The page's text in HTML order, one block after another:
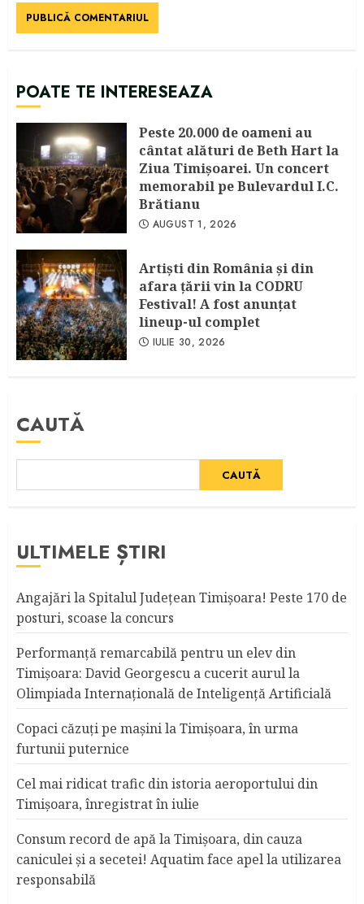
POATE TE INTERESEAZA
Peste 20.000 de oameni au
cântat alături de Beth Hart la
Ziua Timișoarei. Un concert
memorabil pe Bulevardul I.C.
Brătianu
AUGUST 1, 2026
Artişti din România şi din
afara ţării vin la CODRU
Festival! A fost anunţat
lineup-ul complet
IULIE 30, 2026
CAUTĂ
CAUTĂ
ULTIMELE ȘTIRI
Angajări la Spitalul Judeţean Timişoara! Peste 170 de
posturi, scoase la concurs
Performanță remarcabilă pentru un elev din
Timișoara: David Georgescu a cucerit aurul la
Olimpiada Internațională de Inteligență Artificială
Copaci căzuţi pe maşini la Timişoara, în urma
furtunii puternice
Cel mai ridicat trafic din istoria aeroportului din
Timişoara, înregistrat în iulie
Consum record de apă la Timişoara, din cauza
caniculei şi a secetei! Aquatim face apel la utilizarea
responsabilă